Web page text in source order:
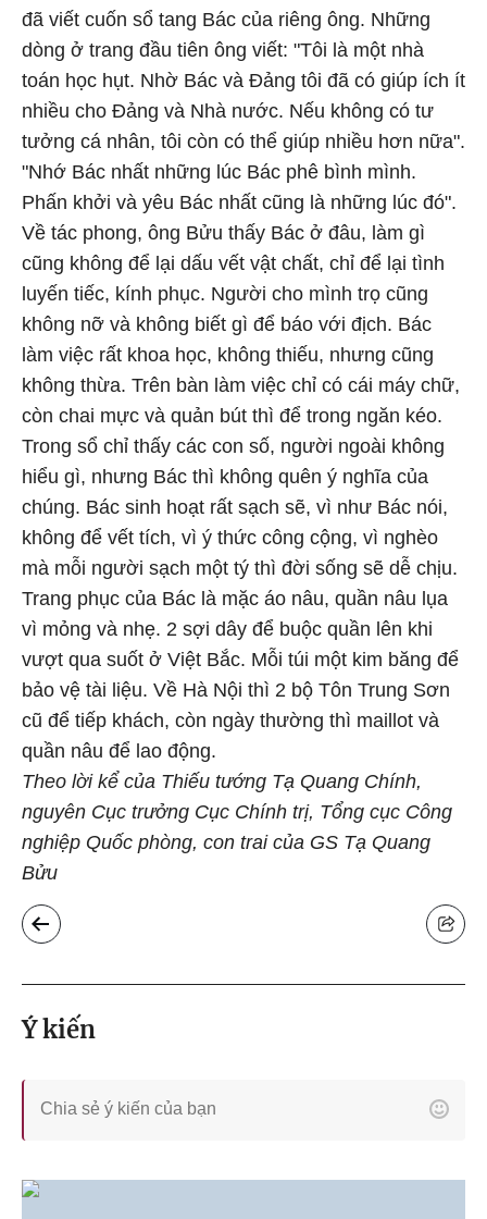
đã viết cuốn sổ tang Bác của riêng ông. Những
dòng ở trang đầu tiên ông viết: "Tôi là một nhà
toán học hụt. Nhờ Bác và Đảng tôi đã có giúp ích ít
nhiều cho Đảng và Nhà nước. Nếu không có tư
tưởng cá nhân, tôi còn có thể giúp nhiều hơn nữa".
"Nhớ Bác nhất những lúc Bác phê bình mình.
Phấn khởi và yêu Bác nhất cũng là những lúc đó".
Về tác phong, ông Bửu thấy Bác ở đâu, làm gì
cũng không để lại dấu vết vật chất, chỉ để lại tình
luyến tiếc, kính phục. Người cho mình trọ cũng
không nỡ và không biết gì để báo với địch. Bác
làm việc rất khoa học, không thiếu, nhưng cũng
không thừa. Trên bàn làm việc chỉ có cái máy chữ,
còn chai mực và quản bút thì để trong ngăn kéo.
Trong sổ chỉ thấy các con số, người ngoài không
hiểu gì, nhưng Bác thì không quên ý nghĩa của
chúng. Bác sinh hoạt rất sạch sẽ, vì như Bác nói,
không để vết tích, vì ý thức công cộng, vì nghèo
mà mỗi người sạch một tý thì đời sống sẽ dễ chịu.
Trang phục của Bác là mặc áo nâu, quần nâu lụa
vì mỏng và nhẹ. 2 sợi dây để buộc quần lên khi
vượt qua suốt ở Việt Bắc. Mỗi túi một kim băng để
bảo vệ tài liệu. Về Hà Nội thì 2 bộ Tôn Trung Sơn
cũ để tiếp khách, còn ngày thường thì maillot và
quần nâu để lao động.
Theo lời kể của Thiếu tướng Tạ Quang Chính,
nguyên Cục trưởng Cục Chính trị, Tổng cục Công
nghiệp Quốc phòng, con trai của GS Tạ Quang
Bửu
Ý kiến